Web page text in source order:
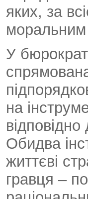
яких, за
моральним
У
на
Обидва
життєві
гравця –